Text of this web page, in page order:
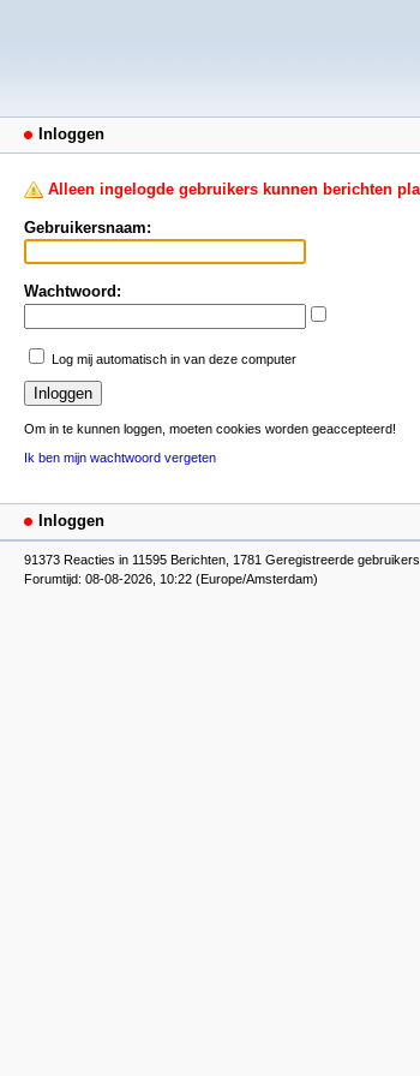
Inloggen
Alleen ingelogde gebruikers kunnen berichten
Gebruikersnaam:
Wachtwoord:
Log mij automatisch in van deze computer
Om in te kunnen loggen, moeten cookies worden geaccepteerd!
Ik ben mijn wachtwoord vergeten
Inloggen
91373 Reacties in 11595 Berichten, 1781 Geregistreerde
Forumtijd: 08-08-2026, 10:22 (Europe/Amsterdam)